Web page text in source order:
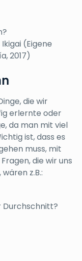
(Eigene
2017)
die wir
erlernte oder
da man mit viel
ist, dass es
muss, mit
die wir uns
z.B.:
Durchschnitt?